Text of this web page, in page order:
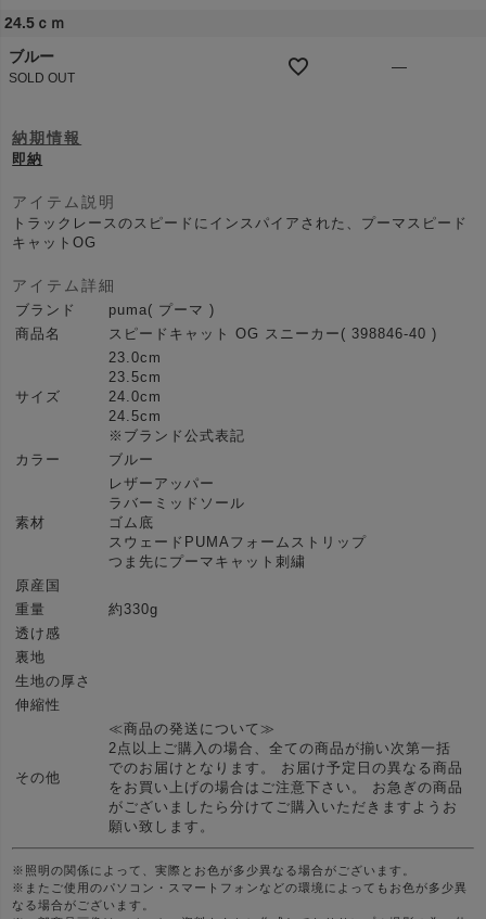
24.5ｃｍ
ブルー
SOLD OUT
—
納期情報
即納
アイテム説明
トラックレースのスピードにインスパイアされた、プーマスピード
キャットOG
アイテム詳細
ブランド
puma( プーマ )
商品名
スピードキャット OG スニーカー( 398846-40 )
サイズ
23.0cm
23.5cm
24.0cm
24.5cm
※ブランド公式表記
カラー
ブルー
素材
レザーアッパー
ラバーミッドソール
ゴム底
スウェードPUMAフォームストリップ
つま先にプーマキャット刺繍
原産国
重量
約330g
透け感
裏地
生地の厚さ
伸縮性
その他
≪商品の発送について≫
2点以上ご購入の場合、全ての商品が揃い次第一括
でのお届けとなります。 お届け予定日の異なる商品
をお買い上げの場合はご注意下さい。 お急ぎの商品
がございましたら分けてご購入いただきますようお
願い致します。
※照明の関係によって、実際とお色が多少異なる場合がございます。
※またご使用のパソコン・スマートフォンなどの環境によってもお色が多少異
なる場合がございます。